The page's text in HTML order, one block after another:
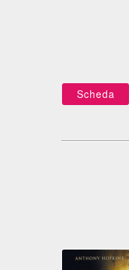
Scheda